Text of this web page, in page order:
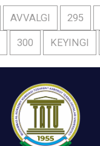
AVVALGI 295
300 KEYINGI